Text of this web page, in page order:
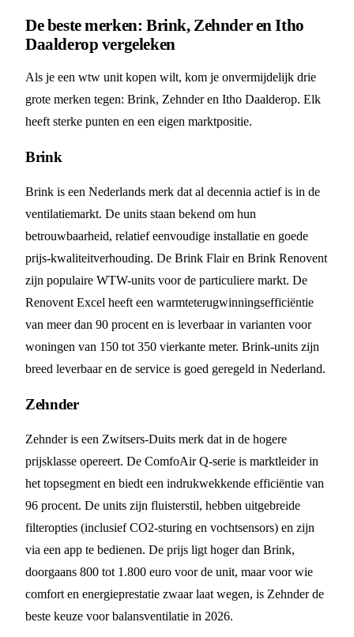
De beste merken: Brink, Zehnder en Itho
Daalderop vergeleken
Als je een wtw unit kopen wilt, kom je onvermijdelijk drie
grote merken tegen: Brink, Zehnder en Itho Daalderop. Elk
heeft sterke punten en een eigen marktpositie.
Brink
Brink is een Nederlands merk dat al decennia actief is in de
ventilatiemarkt. De units staan bekend om hun
betrouwbaarheid, relatief eenvoudige installatie en goede
prijs-kwaliteitverhouding. De Brink Flair en Brink Renovent
zijn populaire WTW-units voor de particuliere markt. De
Renovent Excel heeft een warmteterugwinningsefficiëntie
van meer dan 90 procent en is leverbaar in varianten voor
woningen van 150 tot 350 vierkante meter. Brink-units zijn
breed leverbaar en de service is goed geregeld in Nederland.
Zehnder
Zehnder is een Zwitsers-Duits merk dat in de hogere
prijsklasse opereert. De ComfoAir Q-serie is marktleider in
het topsegment en biedt een indrukwekkende efficiëntie van
96 procent. De units zijn fluisterstil, hebben uitgebreide
filteropties (inclusief CO2-sturing en vochtsensors) en zijn
via een app te bedienen. De prijs ligt hoger dan Brink,
doorgaans 800 tot 1.800 euro voor de unit, maar voor wie
comfort en energieprestatie zwaar laat wegen, is Zehnder de
beste keuze voor balansventilatie in 2026.